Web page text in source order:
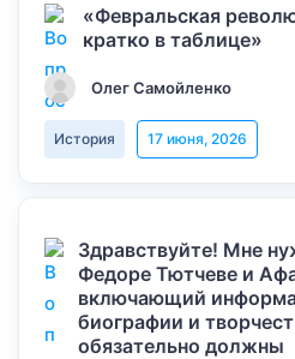
«Февральская
кратко в таблице»
Олег Самойленко
История 17 июня, 2026
Здравствуйте! Мне
Федоре Тютчеве и
включающий
биографии и
обязательно должны